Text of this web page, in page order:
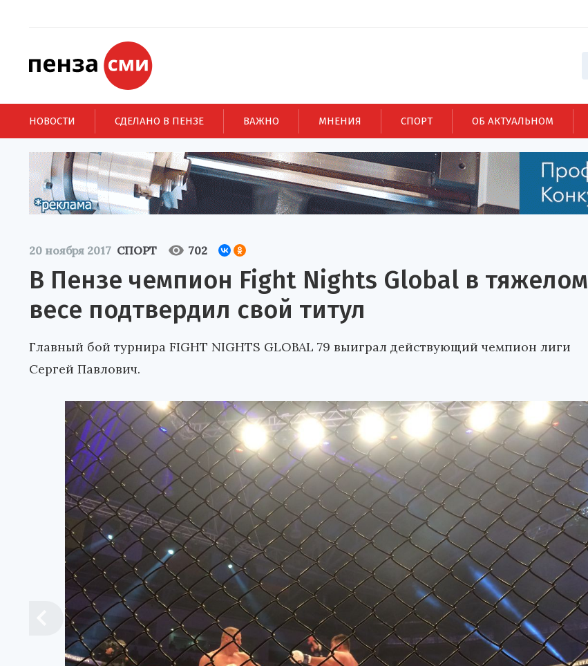
НОВОСТИ СДЕЛАНО В ПЕНЗЕ ВАЖНО МНЕНИЯ СПОРТ ОБ АКТУАЛЬНОМ
20 ноября 2017 СПОРТ 702
В Пензе чемпион Fight Nights Global в тяжелом
весе подтвердил свой титул
Главный бой турнира FIGHT NIGHTS GLOBAL 79 выиграл действующий чемпион лиги
Сергей Павлович.